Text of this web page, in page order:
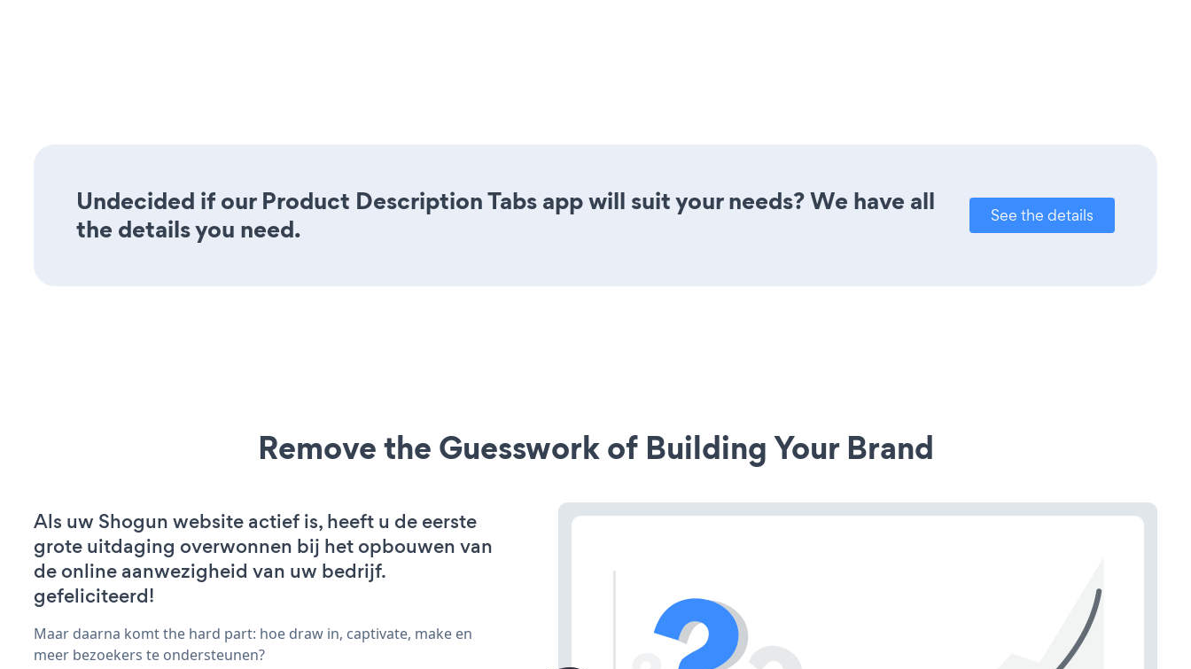
Undecided if our Product Description Tabs app will suit your needs? We have all
the details you need.
See the details
Remove the Guesswork of Building Your Brand
Als uw Shogun website actief is, heeft u de eerste
grote uitdaging overwonnen bij het opbouwen van
de online aanwezigheid van uw bedrijf.
gefeliciteerd!
Maar daarna komt the hard part: hoe draw in, captivate, make en
meer bezoekers te ondersteunen?